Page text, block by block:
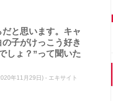
と思います。キャ
子がけっこう好き
しょ？”って聞いた
年11月29日) - エキサイト